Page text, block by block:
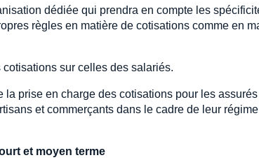
dédiée qui prendra en compte les
règles en matière de cotisations comme en
sur celles des salariés.
prise en charge des cotisations pour les assurés
et commerçants dans le cadre de leur
et moyen terme